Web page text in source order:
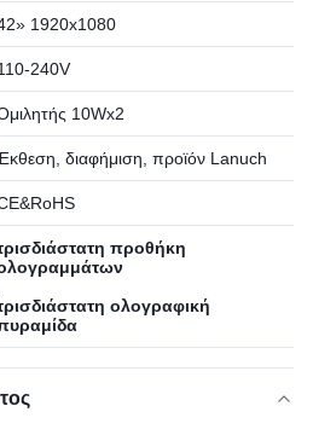
1920x1080
240V
10Wx2
διαφήμιση, προϊόν Lanuch
προθήκη
ολογραφική